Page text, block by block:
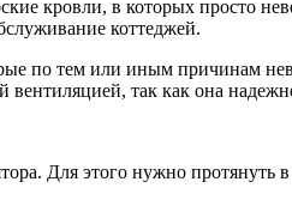
кровли, в которых просто
коттеджей.
по тем или иным причинам
так как она
Для этого нужно